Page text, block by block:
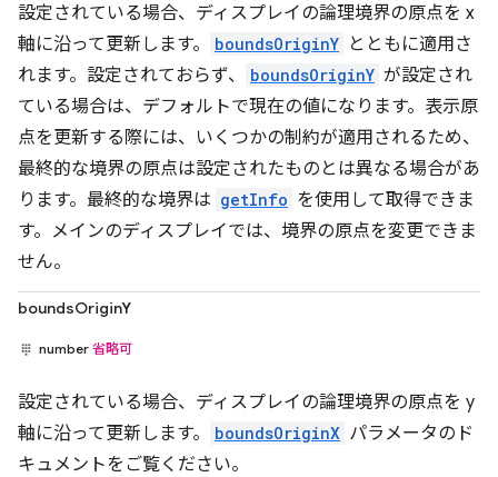
設定されている場合、ディスプレイの論理境界の原点を x
軸に沿って更新します。
boundsOriginY とともに適用さ
れます。設定されておらず、
boundsOriginY が設定され
ている場合は、デフォルトで現在の値になります。表示原
点を更新する際には、いくつかの制約が適用されるため、
最終的な境界の原点は設定されたものとは異なる場合があ
ります。最終的な境界は getInfo を使用して取得できま
す。メインのディスプレイでは、境界の原点を変更できま
せん。
boundsOriginY
number 省略可
設定されている場合、ディスプレイの論理境界の原点を y
軸に沿って更新します。
boundsOriginX パラメータのド
キュメントをご覧ください。